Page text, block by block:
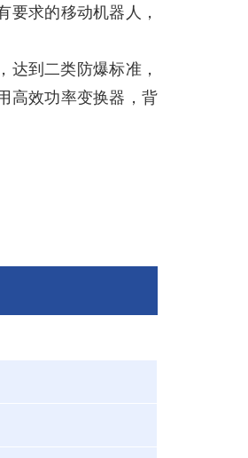
要求的移动机器人，
达到二类防爆标准，
高效功率变换器，背